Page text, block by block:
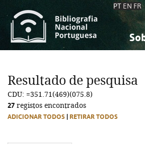
PT EN FR
Resultado de pesquisa
CDU: =351.71(469)(075.8)
27 registos encontrados
ADICIONAR TODOS RETIRAR TODOS